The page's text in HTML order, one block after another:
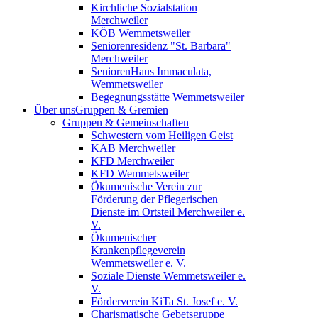
Kirchliche Sozialstation
Merchweiler
KÖB Wemmetsweiler
Seniorenresidenz "St. Barbara"
Merchweiler
SeniorenHaus Immaculata,
Wemmetsweiler
Begegnungsstätte Wemmetsweiler
Über unsGruppen & Gremien
Gruppen & Gemeinschaften
Schwestern vom Heiligen Geist
KAB Merchweiler
KFD Merchweiler
KFD Wemmetsweiler
Ökumenische Verein zur
Förderung der Pflegerischen
Dienste im Ortsteil Merchweiler e.
V.
Ökumenischer
Krankenpflegeverein
Wemmetsweiler e. V.
Soziale Dienste Wemmetsweiler e.
V.
Förderverein KiTa St. Josef e. V.
Charismatische Gebetsgruppe